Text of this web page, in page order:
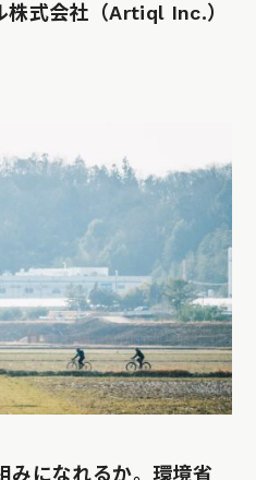
株式会社（Artiql Inc.）
みになれるか。環境省